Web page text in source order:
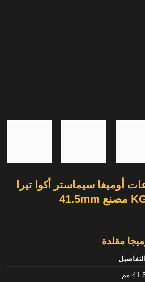
أوميغا سيماستر أكوا تيرا
مقلدة
التفاصيل
مم